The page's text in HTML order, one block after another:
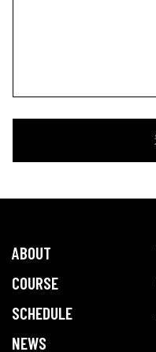
ABOUT
COURSE
SCHEDULE
NEWS